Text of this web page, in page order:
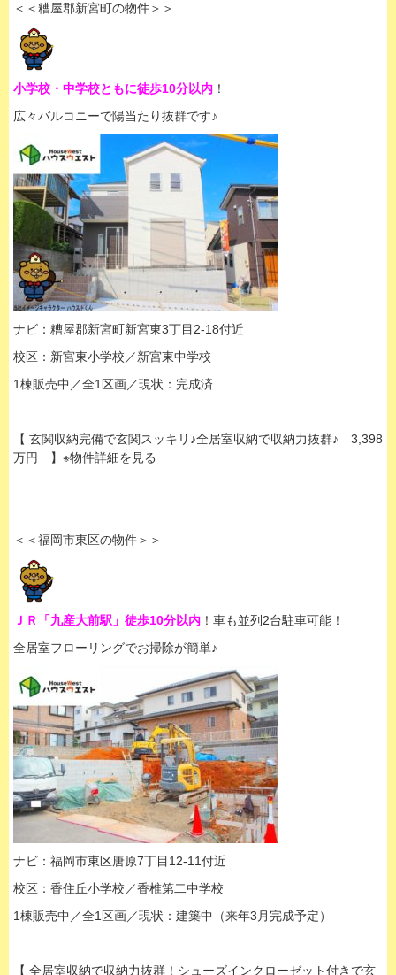
＜＜糟屋郡新宮町の物件＞＞
小学校・中学校ともに徒歩10分以内 ！
広々バルコニーで陽当たり抜群です♪
ナビ：糟屋郡新宮町新宮東3丁目2-18付近
校区：新宮東小学校／新宮東中学校
1棟販売中／全1区画／現状：完成済
【 玄関収納完備で玄関スッキリ♪全居室収納で収納力抜群♪ 3,398
万円 】※物件詳細を見る
＜＜福岡市東区の物件＞＞
ＪＲ「九産大前駅」徒歩10分以内 ！車も並列2台駐車可能！
全居室フローリングでお掃除が簡単♪
ナビ：福岡市東区唐原7丁目12-11付近
校区：香住丘小学校／香椎第二中学校
1棟販売中／全1区画／現状：建築中（来年3月完成予定）
【 全居室収納で収納力抜群！シューズインクローゼット付きで玄